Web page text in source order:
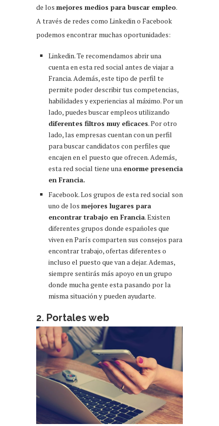
de los mejores medios para buscar empleo.
A través de redes como Linkedin o Facebook
podemos encontrar muchas oportunidades:
Linkedin. Te recomendamos abrir una
cuenta en esta red social antes de viajar a
Francia. Además, este tipo de perfil te
permite poder describir tus competencias,
habilidades y experiencias al máximo. Por un
lado, puedes buscar empleos utilizando
diferentes filtros muy eficaces. Por otro
lado, las empresas cuentan con un perfil
para buscar candidatos con perfiles que
encajen en el puesto que ofrecen. Además,
esta red social tiene una enorme presencia
en Francia.
Facebook. Los grupos de esta red social son
uno de los mejores lugares para
encontrar trabajo en Francia. Existen
diferentes grupos donde españoles que
viven en París comparten sus consejos para
encontrar trabajo, ofertas diferentes o
incluso el puesto que van a dejar. Ademas,
siempre sentirás más apoyo en un grupo
donde mucha gente esta pasando por la
misma situación y pueden ayudarte.
2. Portales web